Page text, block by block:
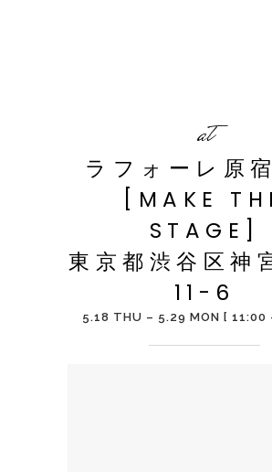
at
ラフォーレ原
[MAKE
STAGE]
東京都渋谷区神
11-6
5.18 THU – 5.29 MON [ 11:00